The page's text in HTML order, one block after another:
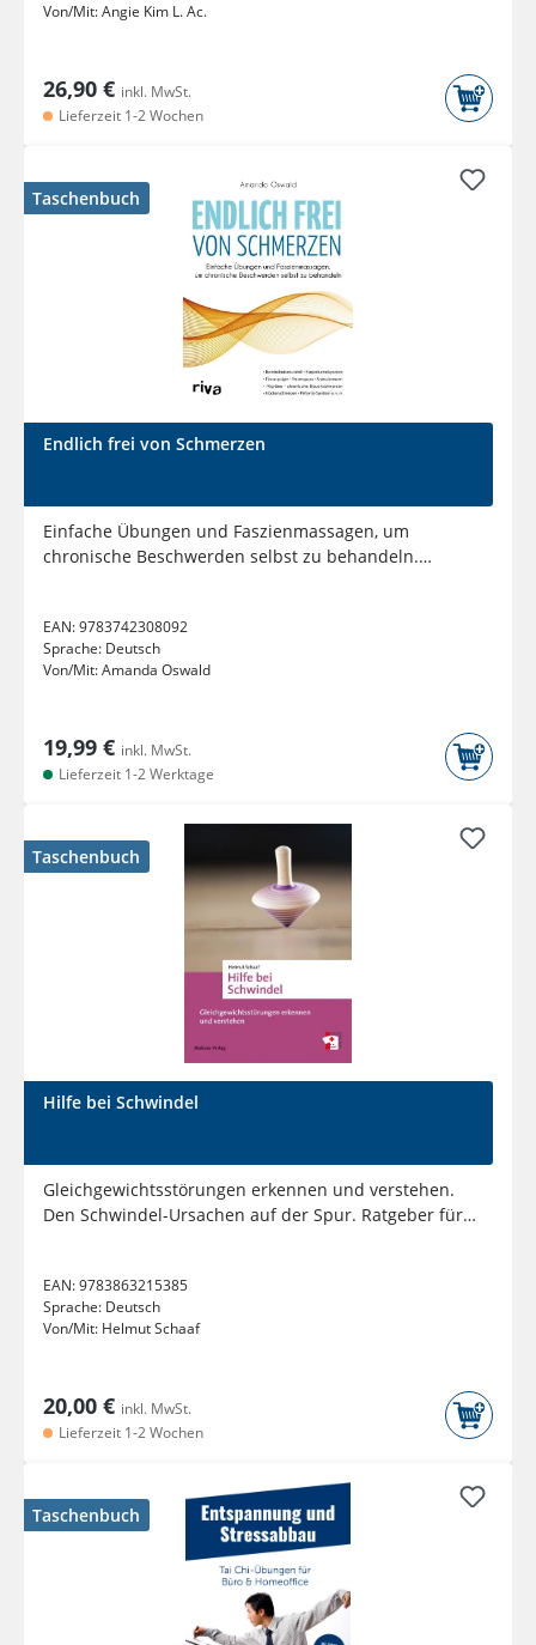
Von/Mit:Angie Kim L. Ac.
26,90 € inkl. MwSt.
Lieferzeit 1-2 Wochen
Taschenbuch
Endlich frei von Schmerzen
Einfache Übungen und Faszienmassagen, um
chronische Beschwerden selbst zu behandeln.
EAN:9783742308092
Sprache: Deutsch
Von/Mit:Amanda Oswald
19,99 € inkl. MwSt.
Lieferzeit 1-2 Werktage
Taschenbuch
Hilfe bei Schwindel
Gleichgewichtsstörungen erkennen und verstehen.
Den Schwindel-Ursachen auf der Spur. Ratgeber für
EAN:9783863215385
Sprache: Deutsch
Von/Mit: Helmut Schaaf
20,00 € inkl. MwSt.
Lieferzeit 1-2 Wochen
Taschenbuch